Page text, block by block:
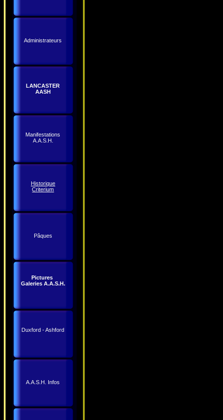
Administrateurs
LANCASTER
AASH
Manifestations
A.A.S.H.
Historique
Criterium
Pâques
Pictures
Galeries A.A.S.H.
Duxford - Ashford
A.A.S.H. Infos